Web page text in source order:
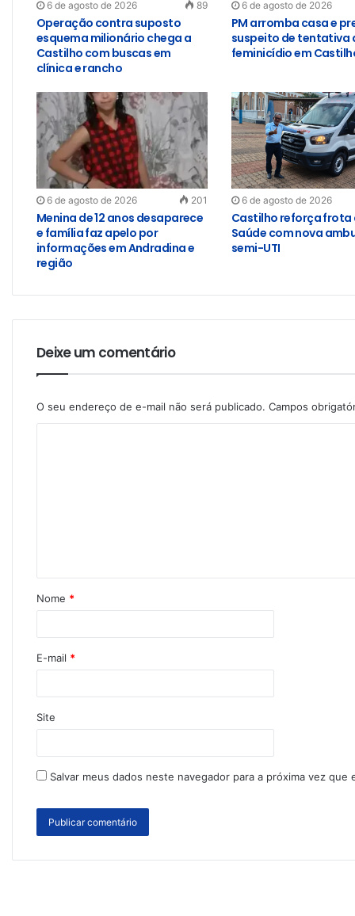
6 de agosto de 2026 89
Operação contra suposto
esquema milionário chega a
Castilho com buscas em
clínica e rancho
6 de agosto de 2026
PM arromba casa e
suspeito de tentativa
feminicídio em
6 de agosto de 2026 201
Menina de 12 anos desaparece
e família faz apelo por
informações em Andradina e
região
6 de agosto de 2026
Castilho reforça frota
Saúde com nova
semi-UTI
Deixe um comentário
O seu endereço de e-mail não será publicado. Campos
Nome *
E-mail *
Site
Salvar meus dados neste navegador para a próxima vez que